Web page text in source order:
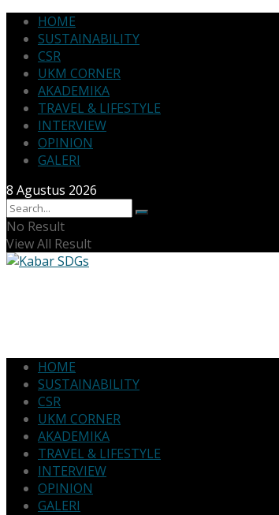
HOME
SUSTAINABILITY
CSR
UKM CORNER
AKADEMIKA
TRAVEL & LIFESTYLE
INTERVIEW
OPINION
GALERI
8 Agustus 2026
No Result
View All Result
HOME
SUSTAINABILITY
CSR
UKM CORNER
AKADEMIKA
TRAVEL & LIFESTYLE
INTERVIEW
OPINION
GALERI